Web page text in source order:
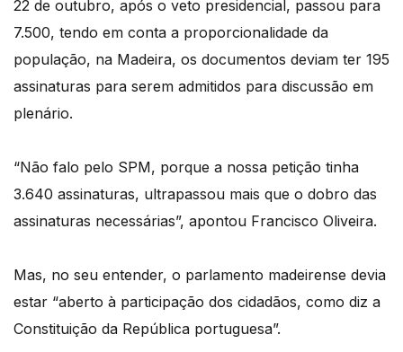
22 de outubro, após o veto presidencial, passou para
7.500, tendo em conta a proporcionalidade da
população, na Madeira, os documentos deviam ter 195
assinaturas para serem admitidos para discussão em
plenário.
“Não falo pelo SPM, porque a nossa petição tinha
3.640 assinaturas, ultrapassou mais que o dobro das
assinaturas necessárias”, apontou Francisco Oliveira.
Mas, no seu entender, o parlamento madeirense devia
estar “aberto à participação dos cidadãos, como diz a
Constituição da República portuguesa”.